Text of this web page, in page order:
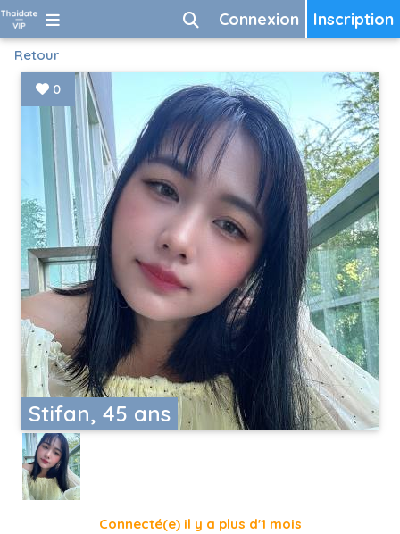
Inscription
Connexion
Retour
Stifan, 45 ans
0
Connecté(e) il y a plus d'1 mois